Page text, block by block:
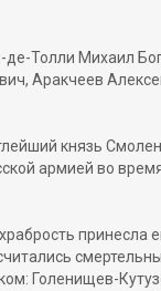
Толли Михаил
Аракчеев
князь
армией во
принесла
Голенищев-